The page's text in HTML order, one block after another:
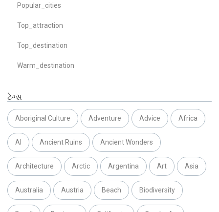
Popular_cities
Top_attraction
Top_destination
Warm_destination
ટેગ્સ
Aboriginal Culture Adventure Advice Africa
AI Ancient Ruins Ancient Wonders
Architecture Arctic Argentina Art Asia
Australia Austria Beach Biodiversity